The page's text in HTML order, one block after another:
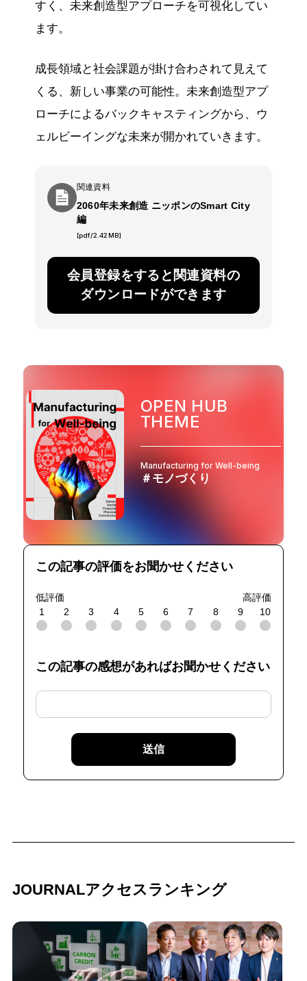
すく、未来創造型アプローチを可視化してい
ます。
成長領域と社会課題が掛け合わされて見えて
くる、新しい事業の可能性。未来創造型アプ
ローチによるバックキャスティングから、ウ
ェルビーイングな未来が開かれていきます。
関連資料
2060年未来創造 ニッポンのSmart City
編
[pdf/2.42MB]
会員登録をすると関連資料の
ダウンロードができます
OPEN HUB
THEME
Manufacturing for Well-being
＃モノづくり
この記事の評価をお聞かせください
低評価
高評価
1
2 3 4 5 6 7 8 9 10
この記事の感想があればお聞かせください
送信
JOURNALアクセスランキング